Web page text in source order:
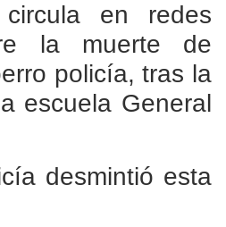
en redes
la muerte de
policía, tras la
escuela General
desmintió esta